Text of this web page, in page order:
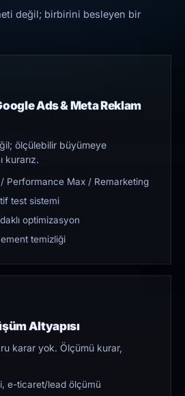
değil; birbirini besleyen bir
Ads & Meta Reklam
ölçülebilir büyümeye
kurarız.
Performance Max / Remarketing
test sistemi
optimizasyon
temizliği
Altyapısı
karar yok. Ölçümü kurar,
e-ticaret/lead ölçümü